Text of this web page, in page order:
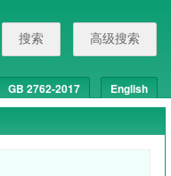
搜索 高级搜索
GB 2762-2017 English